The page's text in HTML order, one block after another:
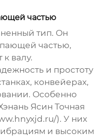
частью
тип. Он
частью,
к валу.
и простоту
конвейерах,
Особенно
Ясин Точная
). У них
и высоким